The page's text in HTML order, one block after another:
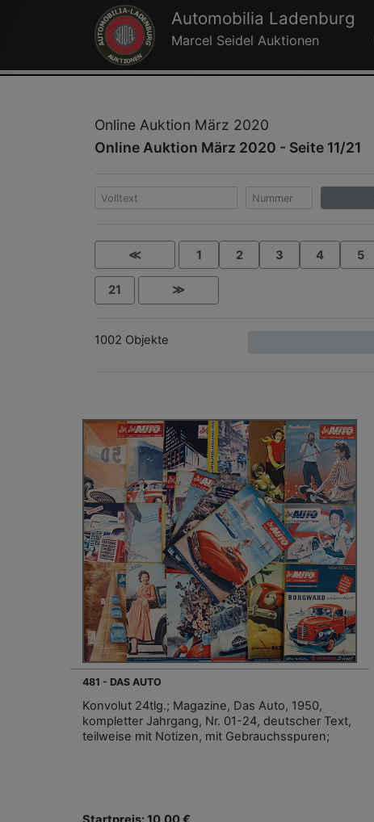
Automobilia Ladenburg
Marcel Seidel Auktionen
Online Auktion März 2020
Online Auktion März 2020 - Seite 11/21
≪ 1 2 3 4 5
21 ≫
1002 Objekte
481 - DAS AUTO
Konvolut 24tlg.; Magazine, Das Auto, 1950,
kompletter Jahrgang, Nr. 01-24, deutscher Text,
teilweise mit Notizen, mit Gebrauchsspuren;